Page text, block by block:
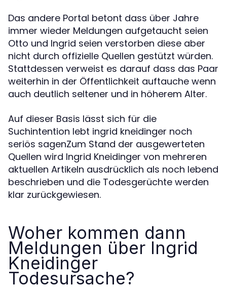
Das andere Portal betont dass über Jahre
immer wieder Meldungen aufgetaucht seien
Otto und Ingrid seien verstorben diese aber
nicht durch offizielle Quellen gestützt würden.
Stattdessen verweist es darauf dass das Paar
weiterhin in der Öffentlichkeit auftauche wenn
auch deutlich seltener und in höherem Alter.
Auf dieser Basis lässt sich für die
Suchintention lebt ingrid kneidinger noch
seriös sagenZum Stand der ausgewerteten
Quellen wird Ingrid Kneidinger von mehreren
aktuellen Artikeln ausdrücklich als noch lebend
beschrieben und die Todesgerüchte werden
klar zurückgewiesen.
Woher kommen dann
Meldungen über Ingrid
Kneidinger
Todesursache?